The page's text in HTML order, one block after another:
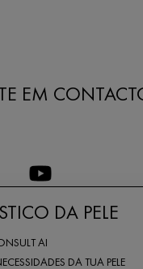
DA PELE
AI
DA TUA PELE
EM